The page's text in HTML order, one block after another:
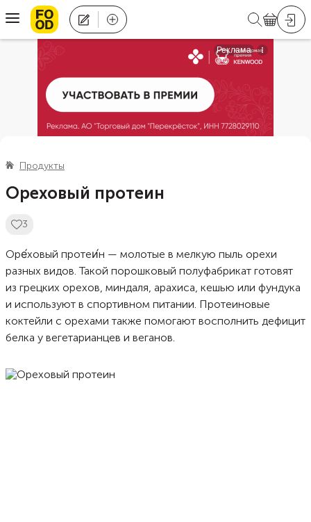
Продукты
Ореховый протеин
3
Оре́ховый протеи́н — молотые в мелкую пыль орехи
разных видов. Такой порошковый полуфабрикат готовят
из грецких орехов, миндаля, арахиса, кешью или фундука
и используют в спортивном питании. Протеиновые
коктейли с орехами также помогают восполнить дефицит
белка у вегетарианцев и веганов.